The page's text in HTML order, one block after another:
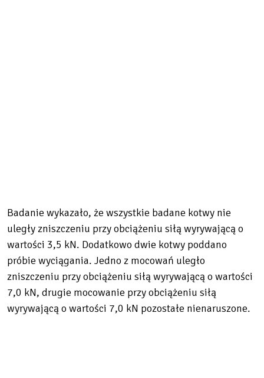
Badanie wykazało, że wszystkie badane kotwy nie
uległy zniszczeniu przy obciążeniu siłą wyrywającą o
wartości 3,5 kN. Dodatkowo dwie kotwy poddano
próbie wyciągania. Jedno z mocowań uległo
zniszczeniu przy obciążeniu siłą wyrywającą o wartości
7,0 kN, drugie mocowanie przy obciążeniu siłą
wyrywającą o wartości 7,0 kN pozostałe nienaruszone.